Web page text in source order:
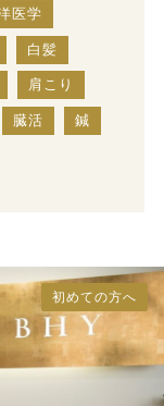
医学
白髪
肩こり
臓活 鍼
初めての方へ